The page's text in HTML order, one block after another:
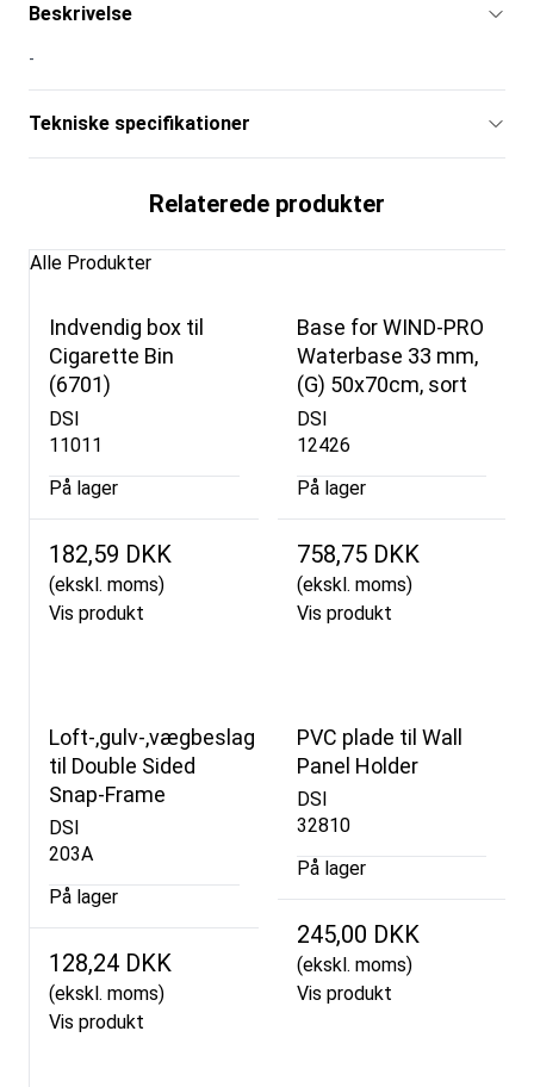
Beskrivelse
-
Tekniske specifikationer
Relaterede produkter
Alle Produkter
Indvendig box til
Cigarette Bin
(6701)
DSI
11011
På lager
182,59 DKK
(ekskl. moms)
Vis produkt
Base for WIND-PRO
Waterbase 33 mm,
(G) 50x70cm, sort
DSI
12426
På lager
758,75 DKK
(ekskl. moms)
Vis produkt
Loft-,gulv-,vægbeslag
til Double Sided
Snap-Frame
DSI
203A
På lager
128,24 DKK
(ekskl. moms)
Vis produkt
PVC plade til Wall
Panel Holder
DSI
32810
På lager
245,00 DKK
(ekskl. moms)
Vis produkt